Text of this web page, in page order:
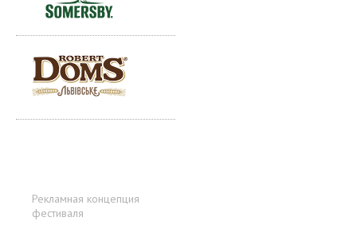
Рекламная концепция
фестиваля